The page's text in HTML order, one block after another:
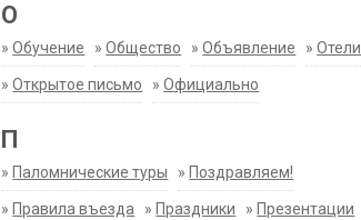
О
»Обучение »Общество »Объявление »Отели
»Открытое письмо »Официально
П
» Паломнические туры » Поздравляем!
» Правила въезда » Праздники » Презентации